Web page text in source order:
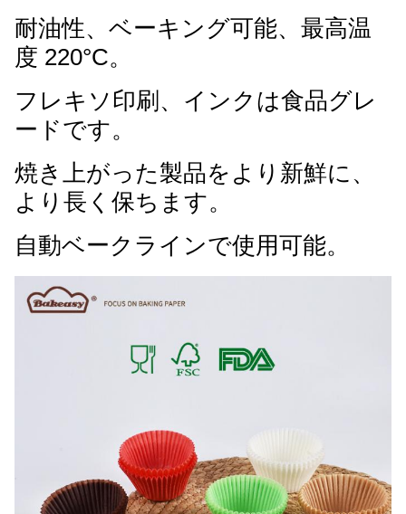
耐油性、ベーキング可能、最高温
度 220°C。
フレキソ印刷、インクは食品グレ
ードです。
焼き上がった製品をより新鮮に、
より長く保ちます。
自動ベークラインで使用可能。